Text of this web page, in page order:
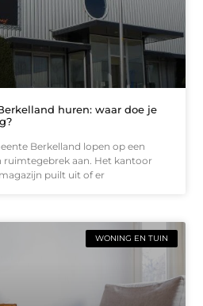
huren: waar doe je
Berkelland lopen op een
aan. Het kantoor
puilt uit of er
WONING EN TUIN